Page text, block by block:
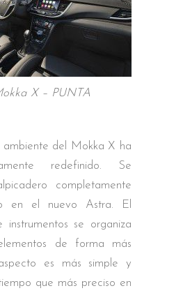
X – PUNTA
ambiente del Mokka X ha
redefinido. Se
completamente
en el nuevo Astra. El
instrumentos se organiza
de forma más
es más simple y
que más preciso en